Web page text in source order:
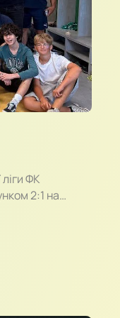
ФК
2:1 на
з
зігравши